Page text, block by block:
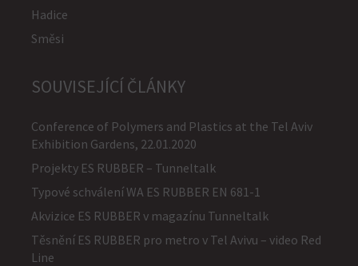
Hadice
Směsi
SOUVISEJÍCÍ ČLÁNKY
Conference of Polymers and Plastics at the Tel Aviv
Exhibition Gardens, 22.01.2020
Projekty ES RUBBER – Tunneltalk
Typové schválení WA ES RUBBER EN 681-1
Akvizice ES RUBBER v magazínu Tunneltalk
Těsnění ES RUBBER pro metro v Tel Avivu – video Red
Line